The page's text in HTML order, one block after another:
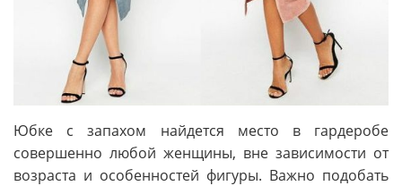
Юбке с запахом найдется место в гардеробе
совершенно любой женщины, вне зависимости от
возраста и особенностей фигуры. Важно подобать